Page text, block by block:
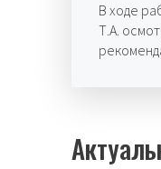
В ходе
Т.А.